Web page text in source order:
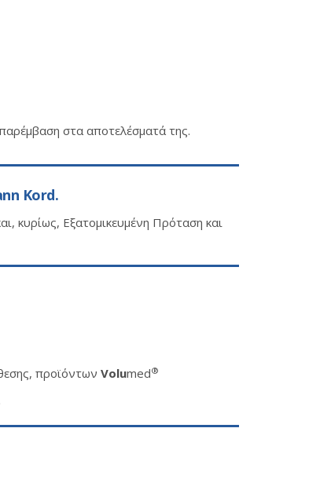
στα αποτελέσματά της.
Kord.
κυρίως, Εξατομικευμένη Πρόταση και
προϊόντων Volumed®